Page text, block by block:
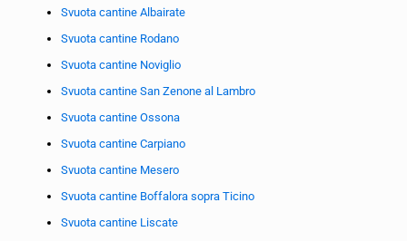
Svuota cantine Albairate
Svuota cantine Rodano
Svuota cantine Noviglio
Svuota cantine San Zenone al Lambro
Svuota cantine Ossona
Svuota cantine Carpiano
Svuota cantine Mesero
Svuota cantine Boffalora sopra Ticino
Svuota cantine Liscate